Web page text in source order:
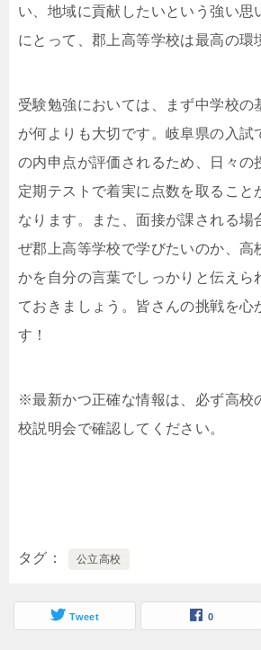
い、地域に貢献したいという強い思
にとって、郡上高等学校は最高の環
受験勉強においては、まず中学校の
が何よりも大切です。岐阜県の入試
の内申点が評価されるため、日々の
定期テストで着実に点数を取ること
なります。また、面接が課される場
ぜ郡上高等学校で学びたいのか、高
かを自分の言葉でしっかりと伝えら
ておきましょう。皆さんの挑戦を心
す！
※最新かつ正確な情報は、必ず高校
校説明会で確認してください。
タグ 公立高校
Tweet 0